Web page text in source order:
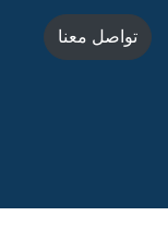
تواصل معنا​